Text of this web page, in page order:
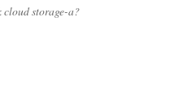
storage-a?